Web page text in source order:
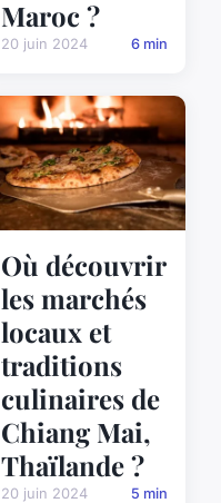
Maroc ?
20 juin 2024 6 min
Où découvrir
les marchés
locaux et
traditions
culinaires de
Chiang Mai,
Thaïlande ?
20 juin 2024 5 min